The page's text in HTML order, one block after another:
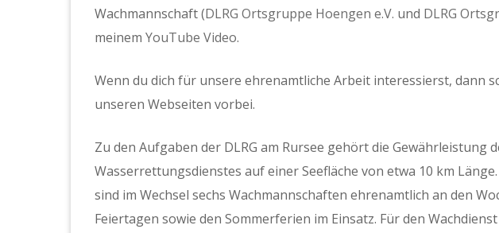
Wachmannschaft (DLRG Ortsgruppe Hoengen e.V. und DLRG
meinem YouTube Video.
Wenn du dich für unsere ehrenamtliche Arbeit interessierst, dann
unseren Webseiten vorbei.
Zu den Aufgaben der DLRG am Rursee gehört die Gewährleistung
Wasserrettungsdienstes auf einer Seefläche von etwa 10 km
sind im Wechsel sechs Wachmannschaften ehrenamtlich an den
Feiertagen sowie den Sommerferien im Einsatz. Für den